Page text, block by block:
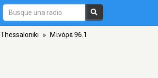
Thessaloniki » Μινόρε 96.1